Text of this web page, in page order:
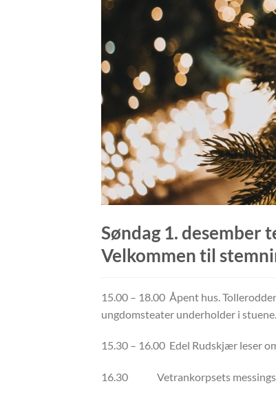
Søndag 1. desember
Velkommen til
15.00 – 18.00 Åpent hus.
ungdomsteater underholder i stuene.
15.30 – 16.00 Edel Rudskjær leser
16.30 Vetrankorpsets